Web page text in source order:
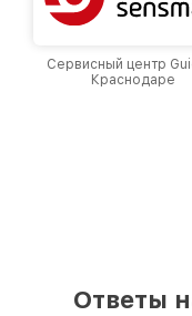
Сервисный центр
Краснодаре
Ответы